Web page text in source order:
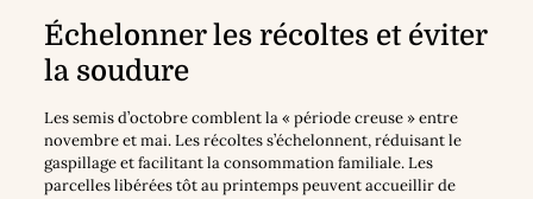
Échelonner les récoltes et éviter
la soudure
Les semis d’octobre comblent la « période creuse » entre
novembre et mai. Les récoltes s’échelonnent, réduisant le
gaspillage et facilitant la consommation familiale. Les
parcelles libérées tôt au printemps peuvent accueillir de